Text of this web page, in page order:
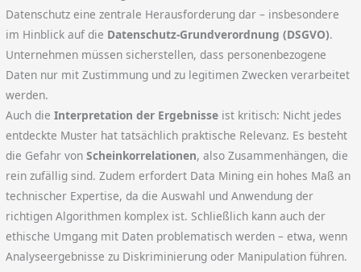
Datenschutz eine zentrale Herausforderung dar – insbesondere
im Hinblick auf die Datenschutz-Grundverordnung (DSGVO).
Unternehmen müssen sicherstellen, dass personenbezogene
Daten nur mit Zustimmung und zu legitimen Zwecken verarbeitet
werden.
Auch dieInterpretation der Ergebnisse ist kritisch: Nicht jedes
entdeckte Muster hat tatsächlich praktische Relevanz. Es besteht
die Gefahr vonScheinkorrelationen, also Zusammenhängen, die
rein zufällig sind. Zudem erfordert Data Mining ein hohes Maß an
technischer Expertise, da die Auswahl und Anwendung der
richtigen Algorithmen komplex ist. Schließlich kann auch der
ethische Umgang mit Daten problematisch werden – etwa, wenn
Analyseergebnisse zu Diskriminierung oder Manipulation führen.